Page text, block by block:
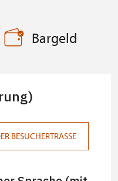
Bargeld
BESUCHERTRASSE